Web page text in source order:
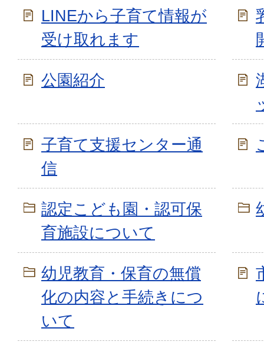
LINEから子育て情報が
受け取れます
公園紹介
子育て支援センター通
信
認定こども園・認可保
育施設について
幼児教育・保育の無償
化の内容と手続きにつ
いて